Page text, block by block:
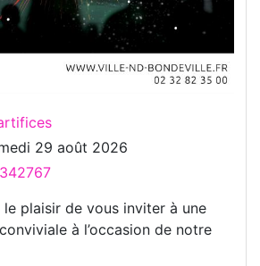
29 août 2026
plaisir de vous inviter à une
à l’occasion de notre